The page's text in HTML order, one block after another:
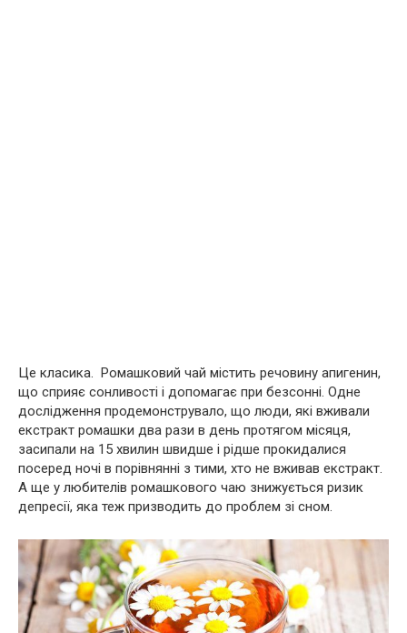
Це класика. Ромашковий чай містить речовину апигенин,
що сприяє сонливості і допомагає при безсонні. Одне
дослідження продемонструвало, що люди, які вживали
екстракт ромашки два рази в день протягом місяця,
засипали на 15 хвилин швидше і рідше прокидалися
посеред ночі в порівнянні з тими, хто не вживав екстракт.
А ще у любителів ромашкового чаю знижується ризик
депресії, яка теж призводить до проблем зі сном.